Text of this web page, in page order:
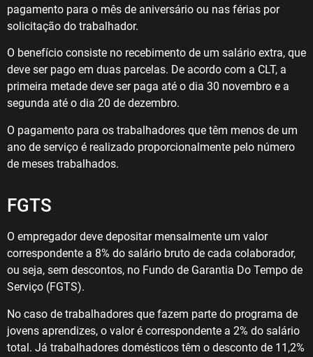
pagamento para o mês de aniversário ou nas férias por
solicitação do trabalhador.
O benefício consiste no recebimento de um salário extra, que
deve ser pago em duas parcelas. De acordo com a CLT, a
primeira metade deve ser paga até o dia 30 novembro e a
segunda até o dia 20 de dezembro.
O pagamento para os trabalhadores que têm menos de um
ano de serviço é realizado proporcionalmente pelo número
de meses trabalhados.
FGTS
O empregador deve depositar mensalmente um valor
correspondente a 8% do salário bruto de cada colaborador,
ou seja, sem descontos, no Fundo de Garantia Do Tempo de
Serviço (FGTS).
No caso de trabalhadores que fazem parte do programa de
jovens aprendizes, o valor é correspondente a 2% do salário
total. Já trabalhadores domésticos têm o desconto de 11,2%